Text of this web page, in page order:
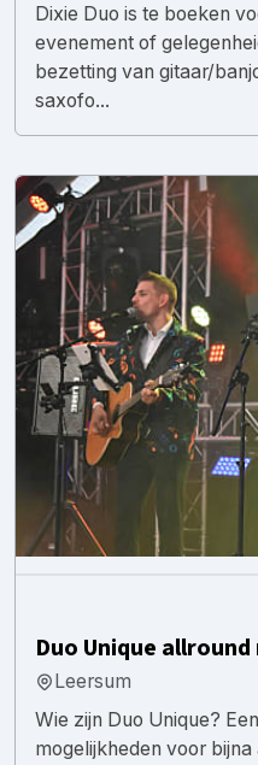
Dixie Duo is te boeken
evenement of
bezetting van gitaar/
saxofo...
Duo Unique
Leersum
Wie zijn Duo Unique?
mogelijkheden voor